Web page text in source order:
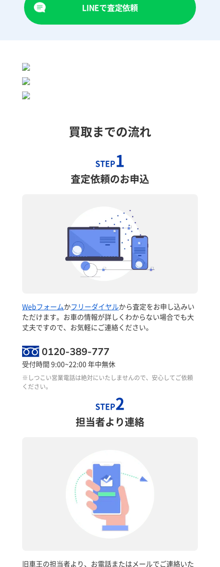
LINEで査定依頼
買取までの流れ
STEP1
査定依頼のお申込
Webフォームかフリーダイヤルから査定をお申し込みい
ただけます。お車の情報が詳しくわからない場合でも大
丈夫ですので、お気軽にご連絡ください。
0120-389-777
受付時間 9:00~22:00 年中無休
※しつこい営業電話は絶対にいたしませんので、安心してご依頼
ください。
STEP2
担当者より連絡
旧車王の担当者より、お電話またはメールでご連絡いた